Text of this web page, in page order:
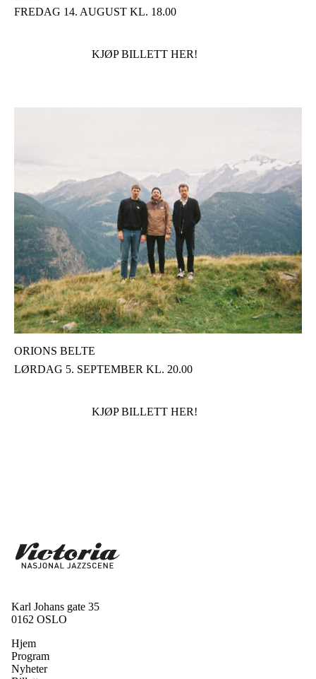
FREDAG 14. AUGUST KL. 18.00
KJØP BILLETT HER!
ORIONS BELTE
LØRDAG 5. SEPTEMBER KL. 20.00
KJØP BILLETT HER!
Karl Johans gate 35
0162 OSLO
Hjem
Program
Nyheter